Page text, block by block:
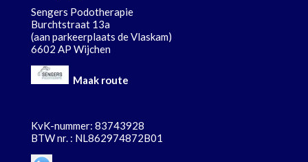
Sengers Podotherapie
Burchtstraat 13a
(aan parkeerplaats de Vlaskam)
6602 AP Wijchen
Maak route
KvK-nummer: 83743928
BTW nr. : NL862974872B01